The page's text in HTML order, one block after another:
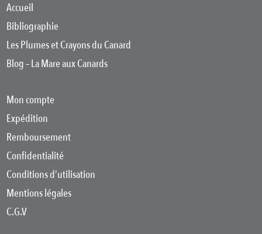
Accueil
Bibliographie
Les Plumes et Crayons du Canard
Blog – La Mare aux Canards
Mon compte
Expédition
Remboursement
Confidentialité
Conditions d’utilisation
Mentions légales
C.G.V